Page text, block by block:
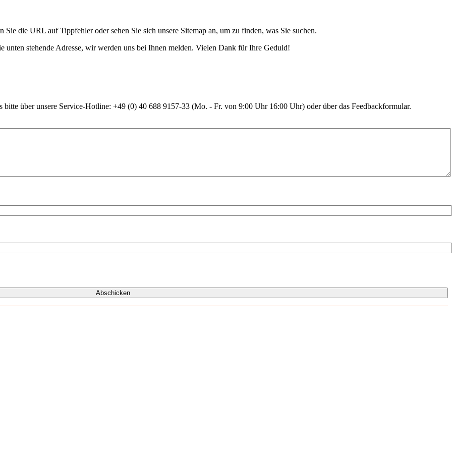
die URL auf Tippfehler oder sehen Sie sich unsere Sitemap an, um zu finden, was Sie suchen.
unten stehende Adresse, wir werden uns bei Ihnen melden. Vielen Dank für Ihre Geduld!
über unsere Service-Hotline: +49 (0) 40 688 9157-33 (Mo. - Fr. von 9:00 Uhr 16:00 Uhr) oder über das Feedbackformular.
Abschicken